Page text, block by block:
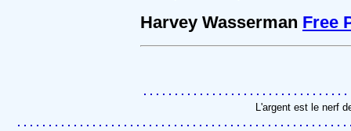
Harvey Wasserman Free
L'argent est le nerf